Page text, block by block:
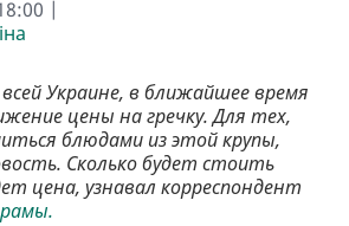
|
Украине, в ближайшее время
цены на гречку. Для тех,
блюдами из этой крупы,
Сколько будет стоить
цена, узнавал корреспондент